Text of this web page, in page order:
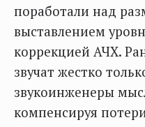
поработали над
выставлением
коррекцией АЧХ.
звучат жестко
звукоинженеры
компенсируя